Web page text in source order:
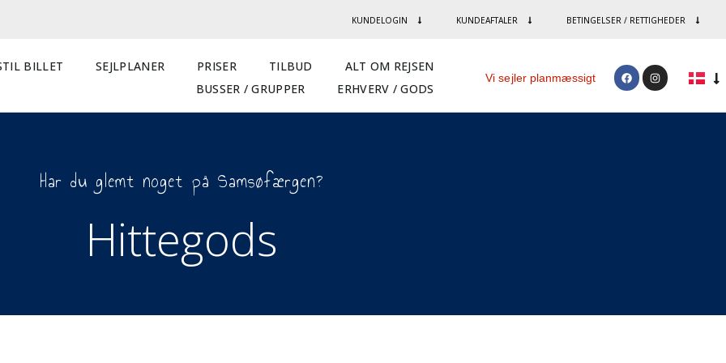
KUNDELOGIN KUNDEAFTALER BETINGELSER / RETTIGHEDER
BILLET SEJLPLANER PRISER TILBUD
ALT OM REJSEN
BUSSER / GRUPPER
ERHVERV / GODS
Vi sejler planmæssigt
Har du glemt noget på Samsøfærgen?
Hittegods